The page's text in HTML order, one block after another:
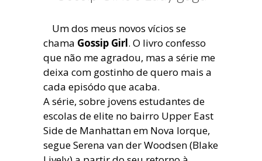
moda
Um dos meus novos vícios se
chama Gossip Girl. O livro confesso
que não me agradou, mas a série me
deixa com gostinho de quero mais a
cada episódo que acaba.
A série, sobre jovens estudantes de
escolas de elite no bairro Upper East
Side de Manhattan em Nova Iorque,
segue Serena van der Woodsen (Blake